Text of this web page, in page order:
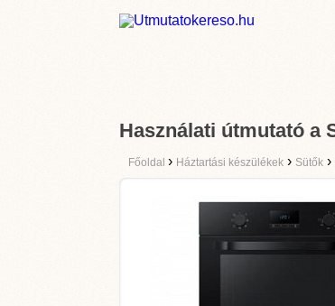
Használati útmutató a
Főoldal › Háztartási készülékek › Sütők ›